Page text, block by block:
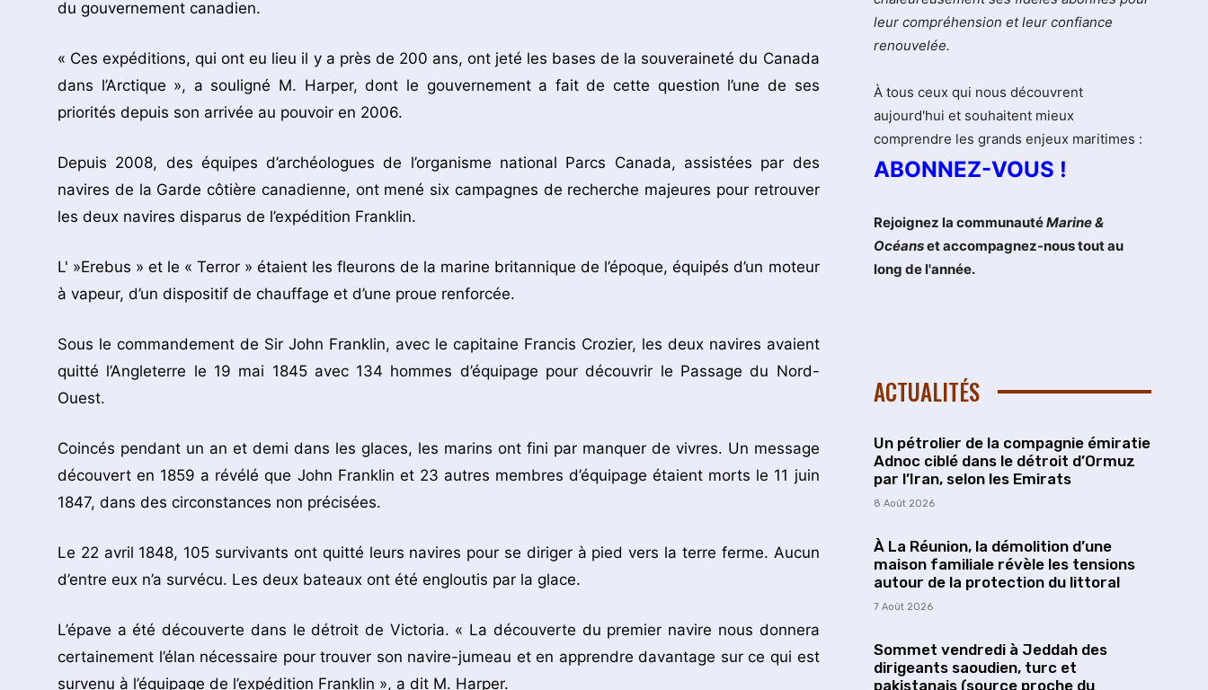
du gouvernement canadien.
« Ces expéditions, qui ont eu lieu il y a près de 200 ans, ont jeté les bases de la souveraineté du Canada
dans l’Arctique », a souligné M. Harper, dont le gouvernement a fait de cette question l’une de ses
priorités depuis son arrivée au pouvoir en 2006.
Depuis 2008, des équipes d’archéologues de l’organisme national Parcs Canada, assistées par des
navires de la Garde côtière canadienne, ont mené six campagnes de recherche majeures pour retrouver
les deux navires disparus de l’expédition Franklin.
L' »Erebus » et le « Terror » étaient les fleurons de la marine britannique de l’époque, équipés d’un moteur
à vapeur, d’un dispositif de chauffage et d’une proue renforcée.
Sous le commandement de Sir John Franklin, avec le capitaine Francis Crozier, les deux navires avaient
quitté l’Angleterre le 19 mai 1845 avec 134 hommes d’équipage pour découvrir le Passage du Nord-
Ouest.
Coincés pendant un an et demi dans les glaces, les marins ont fini par manquer de vivres. Un message
découvert en 1859 a révélé que John Franklin et 23 autres membres d’équipage étaient morts le 11 juin
1847, dans des circonstances non précisées.
Le 22 avril 1848, 105 survivants ont quitté leurs navires pour se diriger à pied vers la terre ferme. Aucun
d’entre eux n’a survécu. Les deux bateaux ont été engloutis par la glace.
L’épave a été découverte dans le détroit de Victoria. « La découverte du premier navire nous donnera
certainement l’élan nécessaire pour trouver son navire-jumeau et en apprendre davantage sur ce qui est
survenu à l’équipage de l’expédition Franklin », a dit M. Harper.
leur compréhension et leur confiance
renouvelée.
À tous ceux qui nous découvrent
aujourd'hui et souhaitent mieux
comprendre les grands enjeux maritimes :
ABONNEZ-VOUS !
Rejoignez la communautéMarine &
Océanset accompagnez-nous tout au
long de l'année.
ACTUALITÉS
Un pétrolier de la compagnie émiratie
Adnoc ciblé dans le détroit d’Ormuz
par l’Iran, selon les Emirats
8 Août 2026
À La Réunion, la démolition d’une
maison familiale révèle les tensions
autour de la protection du littoral
7 Août 2026
Sommet vendredi à Jeddah des
dirigeants saoudien, turc et
pakistanais (source proche du